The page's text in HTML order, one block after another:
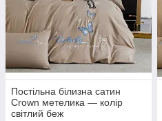
Постільна білизна сатин
Crown метелика — колір
світлий беж